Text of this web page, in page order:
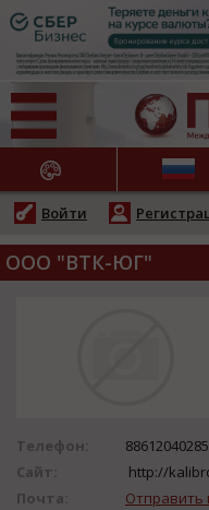
НОВОСТИ
Войти
ООО "ВТК-ЮГ"
Телефон:
88612040285
Сайт:
http://
Почта:
Отправить